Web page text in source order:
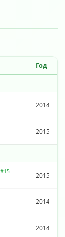
Год
2014
2015
#15
2015
2014
2014